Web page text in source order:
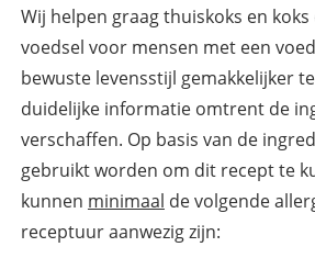
Wij helpen graag thuiskoks en
voedsel voor mensen met een
bewuste levensstijl gemakkelijker
duidelijke informatie omtrent de
verschaffen. Op basis van de
gebruikt worden om dit recept te
kunnen minimaal de volgende
receptuur aanwezig zijn: